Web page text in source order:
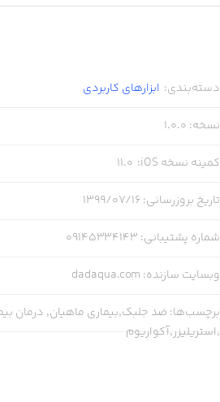
دسته‌بندی: ابزار‌های کاربردی
نسخه:
1.0.0
کمینه نسخه iOS :
11.0
تاریخ بروزرسانی: ۱۳۹۹/۰۷/۱۶
شماره پشتیبانی:
09145334143
وبسایت سازنده:
dadaqua.com
برچسب‌ها: ضد جلبک,بیماری ماهیان, درمان
,استریلیزر,آکواریوم